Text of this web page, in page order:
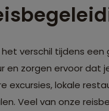
verschil tijdens
en zorgen ervoor dat
excursies, lokale
Veel van onze